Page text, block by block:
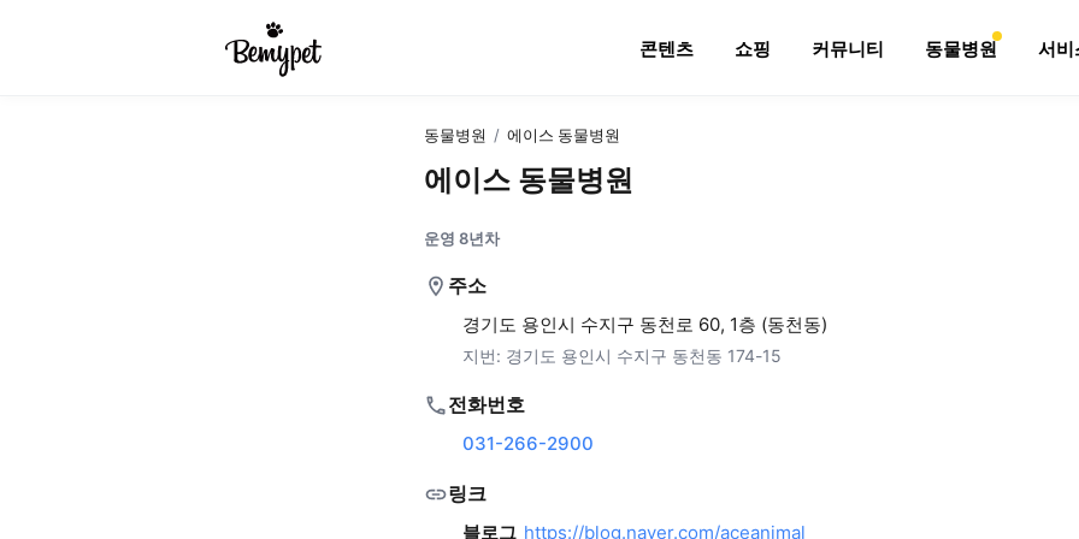
콘텐츠 쇼핑 커뮤니티 동물병원 서비
동물병원 / 에이스 동물병원
에이스 동물병원
운영 8년차
주소
경기도 용인시 수지구 동천로 60, 1층 (동천동)
지번: 경기도 용인시 수지구 동천동 174-15
전화번호
031-266-2900
링크
블로그 https://blog.naver.com/aceanimal